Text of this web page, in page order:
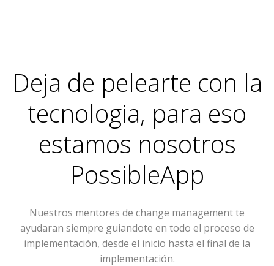
Deja de pelearte con la
tecnologia, para eso
estamos nosotros
PossibleApp
Nuestros mentores de change management te
ayudaran siempre guiandote en todo el proceso de
implementación, desde el inicio hasta el final de la
implementación.